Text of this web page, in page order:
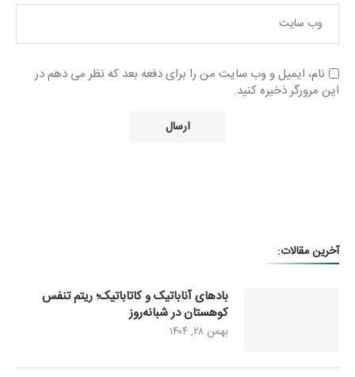
نام، ایمیل و وب سایت من را برای دفعه بعد که نظر می دهم در
این مرورگر ذخیره کنید.
آخرین مقالات:
بادهای آناباتیک و کاتاباتیک؛ ریتم تنفس
کوهستان در شبانه‌روز
بهمن ۲۸, ۱۴۰۴